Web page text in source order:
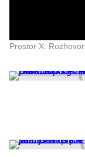
Prostor X: